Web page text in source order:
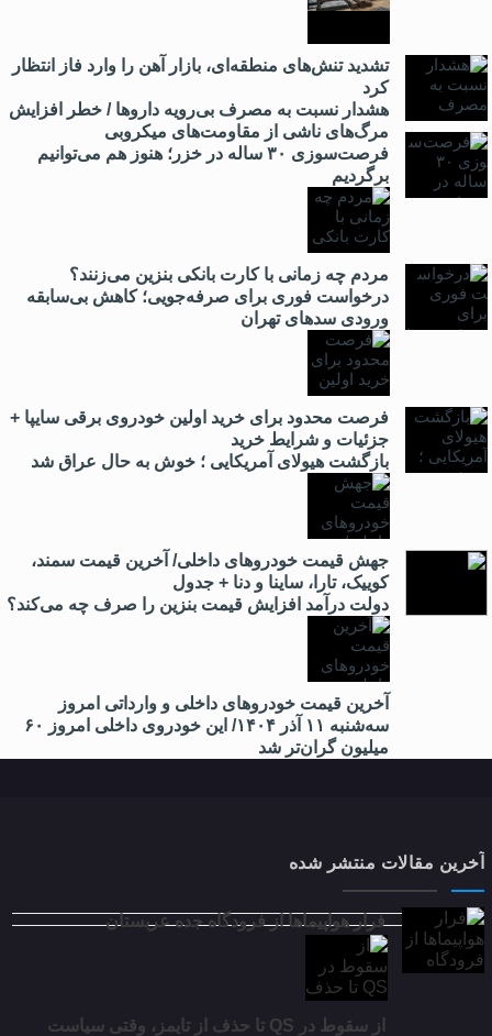
تشدید تنش‌های منطقه‌ای، بازار آهن را وارد فاز انتظار
کرد
هشدار نسبت به مصرف بی‌رویه داروها / خطر افزایش
مرگ‌های ناشی از مقاومت‌های میکروبی
فرصت‌سوزی ۳۰ ساله در خزر؛ هنوز هم می‌توانیم
برگردیم
مردم چه زمانی با کارت بانکی بنزین می‌زنند؟
درخواست فوری برای صرفه‌جویی؛ کاهش بی‌سابقه
ورودی سدهای تهران
فرصت محدود برای خرید اولین خودروی برقی سایپا +
جزئیات و شرایط خرید
بازگشت هیولای آمریکایی‌ ؛ خوش به حال عراق شد
جهش قیمت خودروهای داخلی/ آخرین قیمت سمند،
کوییک، تارا، ساینا و دنا + جدول
دولت درآمد افزایش قیمت بنزین را صرف چه می‌کند؟
آخرین قیمت خودروهای داخلی و وارداتی امروز
سه‌شنبه ۱۱ آذر ۱۴۰۴/ این خودروی داخلی امروز ۶۰
میلیون گران‌تر شد
آخرین مقالات منتشر شده
فرار هواپیماها از فرودگاه جده عربستان
از سقوط در QS تا حذف از تایمز، وقتی سیاست